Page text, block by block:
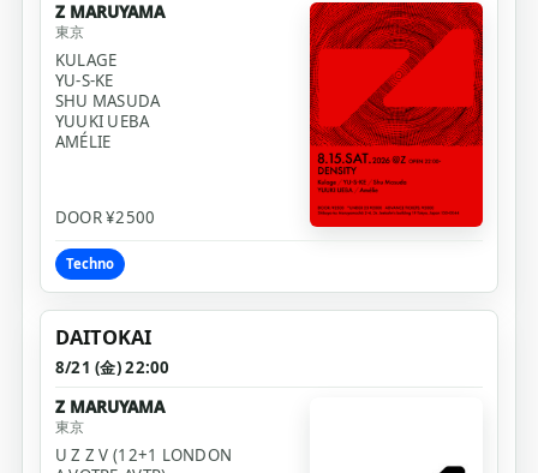
Z MARUYAMA
東京
KULAGE
YU-S-KE
SHU MASUDA
YUUKI UEBA
AMÉLIE
DOOR ¥2500
Techno
DAITOKAI
8/21 (金) 22:00
Z MARUYAMA
東京
U Z Z V (12+1 LONDON